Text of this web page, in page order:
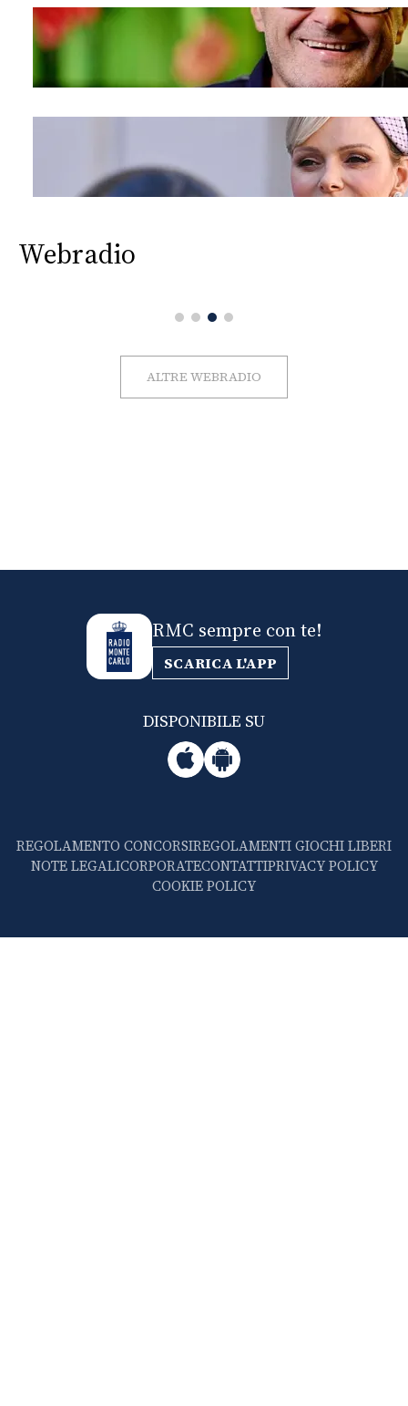
Webradio
ALTRE WEBRADIO
RMC sempre con te!
SCARICA L'APP
DISPONIBILE SU
REGOLAMENTO CONCORSIREGOLAMENTI GIOCHI LIBERI
NOTE LEGALICORPORATECONTATTIPRIVACY POLICY
COOKIE POLICY